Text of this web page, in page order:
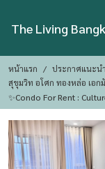
The Living
หน้าแรก
ประกาศแนะนำ
สุขุมวิท อโศก ทองหล่อ เอ
✨Condo For Rent :